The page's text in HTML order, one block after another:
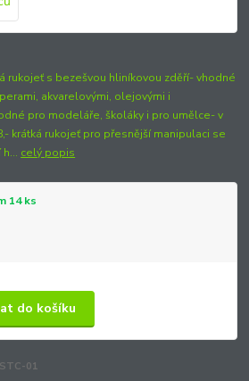
rukojeť s bezešvou hliníkovou zděří- vhodné
akvarelovými, olejovými i
pro modeláře, školáky i pro umělce- v
krátká rukojeť pro přesnější manipulaci se
celý popis
14 ks
do košíku
STC-01